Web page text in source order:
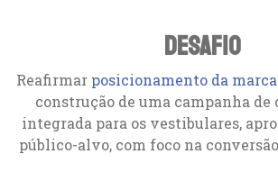
Desafio
Reafirmar posicionamento da marca
construção de uma campanha de
integrada para os vestibulares,
público-alvo, com foco na